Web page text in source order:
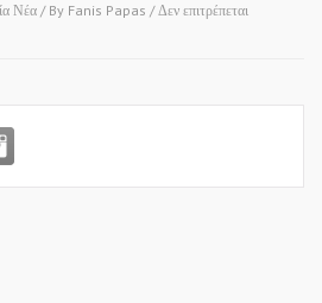
Νέα/ By Fanis Papas /Δεν επιτρέπεται